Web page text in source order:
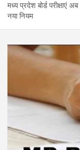
मध्य प्रदेश बोर्ड परीक्षाएं
नया नियम